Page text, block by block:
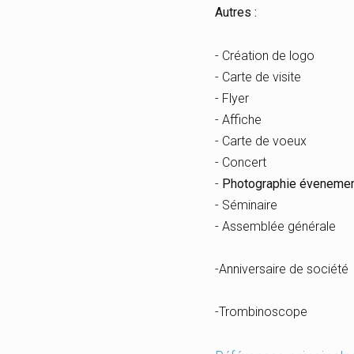
Autres :
- Création de logo
- Carte de visite
- Flyer
- Affiche
- Carte de voeux
- Concert
- Photographie
- Séminaire
- Assemblée générale
-Anniversaire de société
-Trombinoscope